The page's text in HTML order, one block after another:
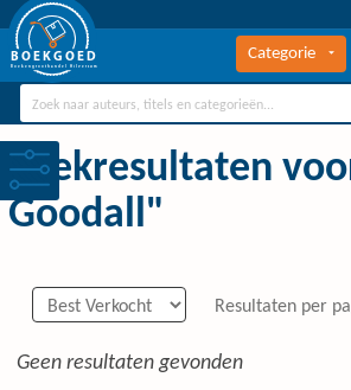
BOEKGOED
Boekengroothandel Hilversum
Categorie
Zoekresultaten
Goodall"
Resultaten per
Geen resultaten gevonden